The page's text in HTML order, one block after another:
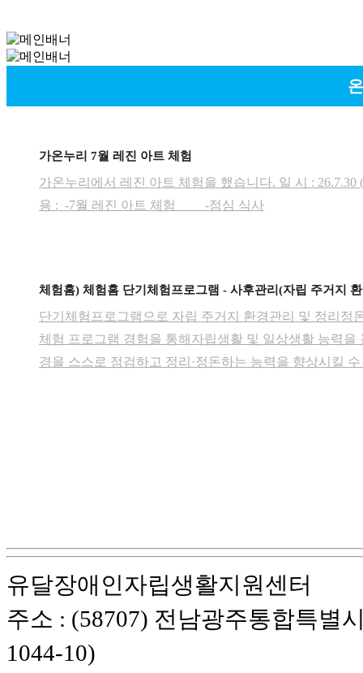
가온누리 7월 레진 아트 체험
가온누리에서 레진 아트 체험​을 했습니다.​ 일 시 : 26.7.30
용 : -7월 레진 아트 체험​ -점심 식사
체험홈) 체험홈 단기체험프로그램 - 사후관리(자립 주거지
단기체험프로그램으로 자립 주거지 환경관리 및 정리정
체험 프로그램 경험을 통해자립생활 및 일상생활 능력
경을 스스로 점검하고 정리·정돈하는 능력을 향상시킬
유달장애인자립생활지원센터
주소 : (58707) 전남광주통합특별
1044-10)